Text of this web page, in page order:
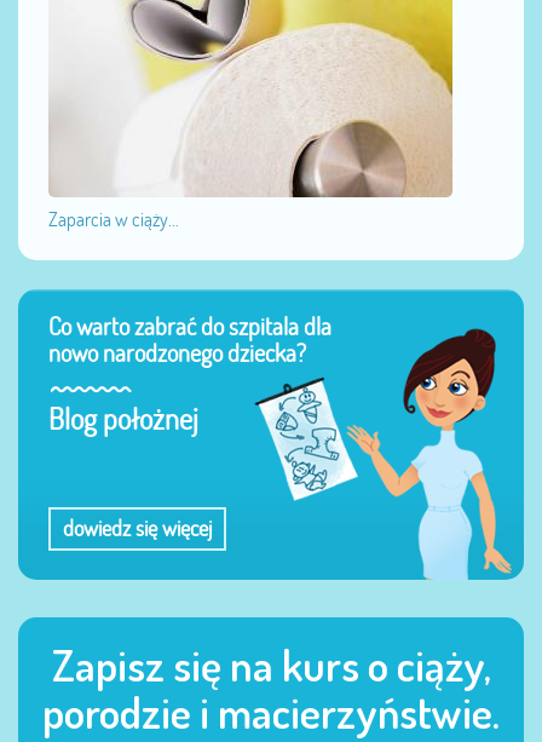
Zaparcia w ciąży...
Co warto zabrać do szpitala dla
nowo narodzonego dziecka?
Blog położnej
dowiedz się więcej
Zapisz się na kurs o ciąży,
porodzie i macierzyństwie.